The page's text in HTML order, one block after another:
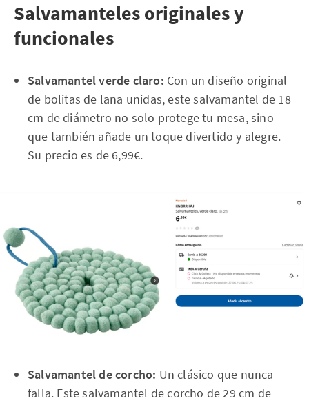
Salvamanteles originales y
funcionales
Salvamantel verde claro: Con un diseño original
de bolitas de lana unidas, este salvamantel de 18
cm de diámetro no solo protege tu mesa, sino
que también añade un toque divertido y alegre.
Su precio es de 6,99€.
Salvamantel de corcho: Un clásico que nunca
falla. Este salvamantel de corcho de 29 cm de